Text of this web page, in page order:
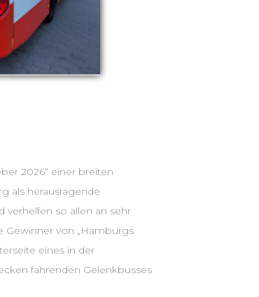
und wieder!
2026“ einer breiten
als herausragende
so allen an sehr
Gewinner von „Hamburgs
eines in der
fahrenden Gelenkbusses